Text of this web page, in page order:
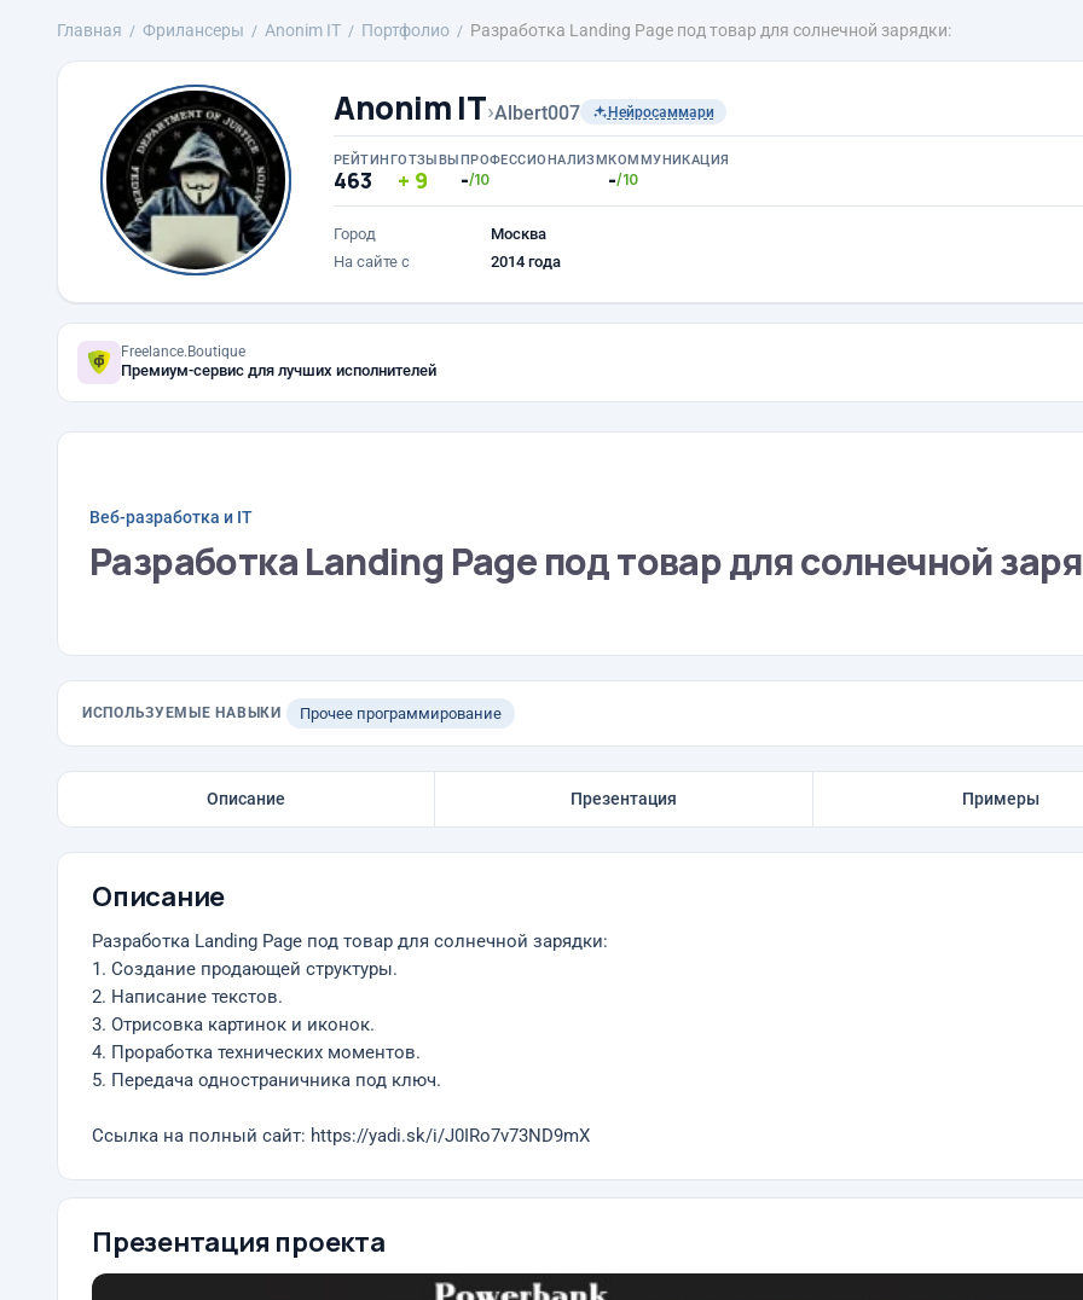
Главная Фрилансеры Anonim IT Портфолио Разработка Landing Page под товар для солнечной зарядки:
Anonim IT›Albert007 Нейросаммари
РЕЙТИНГ
463
ОТЗЫВЫ
9
ПРОФЕССИОНАЛИЗМ
-/10
КОММУНИКАЦИЯ
-/10
Город
Москва
На сайте с
2014 года
Freelance.Boutique
Премиум-сервис для лучших исполнителей
Веб-разработка и IT
Разработка Landing Page под товар для солнечной
ИСПОЛЬЗУЕМЫЕ НАВЫКИ Прочее программирование
Описание Презентация Примеры
Описание
Разработка Landing Page под товар для солнечной зарядки:
1. Создание продающей структуры.
2. Написание текстов.
3. Отрисовка картинок и иконок.
4. Проработка технических моментов.
5. Передача одностраничника под ключ.
Ссылка на полный сайт: https://yadi.sk/i/J0IRo7v73ND9mX
Презентация проекта